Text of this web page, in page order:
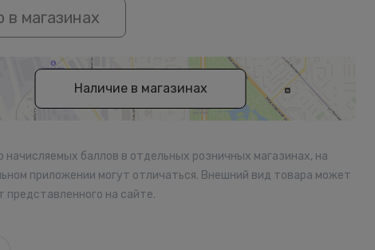
в магазинах
Наличие в магазинах
начисляемых баллов в отдельных розничных магазинах, на
приложении могут отличаться. Внешний вид товара может
представленного на сайте.